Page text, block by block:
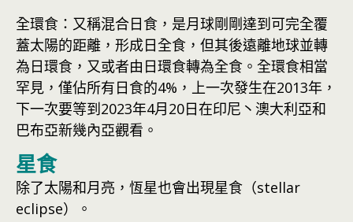
全環食：又稱混合日食，是月球剛剛達到可完全覆
蓋太陽的距離，形成日全食，但其後遠離地球並轉
為日環食，又或者由日環食轉為全食。全環食相當
罕見，僅佔所有日食的4%，上一次發生在2013年，
下一次要等到2023年4月20日在印尼丶澳大利亞和
巴布亞新幾內亞觀看。
星食
除了太陽和月亮，恆星也會出現星食（stellar
eclipse）。